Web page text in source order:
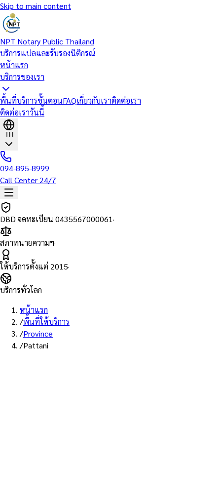
Skip to main content
NPT Notary Public Thailand
บริการแปลและรับรองนิติกรณ์
หน้าแรก
บริการของเรา
พื้นที่บริการขั้นตอนFAQเกี่ยวกับเราติดต่อเรา
ติดต่อเราวันนี้
TH
094-895-8999
Call Center 24/7
DBD จดทะเบียน 0435567000061·
สภาทนายความฯ·
ให้บริการตั้งแต่ 2015·
บริการทั่วโลก
หน้าแรก
/พื้นที่ให้บริการ
/Province
/Pattani